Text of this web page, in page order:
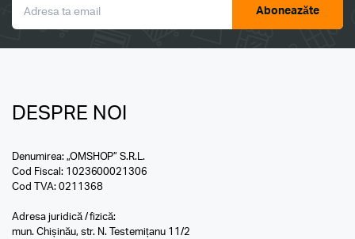
Aboneazăte
DESPRE NOI
Denumirea: „OMSHOP” S.R.L.
Cod Fiscal: 1023600021306
Cod TVA: 0211368
Adresa juridică / fizică:
mun. Chișinău, str. N. Testemițanu 11/2